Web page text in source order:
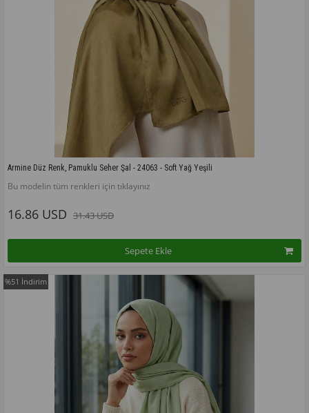
Armine Düz Renk, Pamuklu Seher Şal - 24063 - Soft Yağ Yeşili
Bu modelin tüm renkleri için tıklayınız
16.86 USD 31.43 USD
Sepete Ekle
%51 İndirim